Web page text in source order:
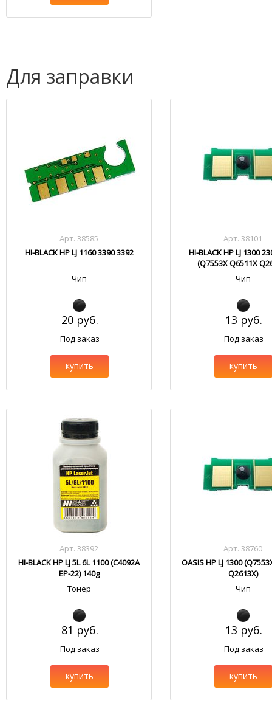
Для заправки
Арт. 38585
HI-BLACK HP LJ 1160 3390 3392
Чип
20 руб.
Под заказ
купить
Арт. 38101
HI-BLACK HP LJ 1300
(Q7553X Q6511X
Чип
13 руб.
Под заказ
купить
Арт. 38392
HI-BLACK HP LJ 5L 6L 1100 (C4092A
EP-22) 140g
Тонер
81 руб.
Под заказ
купить
Арт. 38760
OASIS HP LJ 1300
Q2613X)
Чип
13 руб.
Под заказ
купить